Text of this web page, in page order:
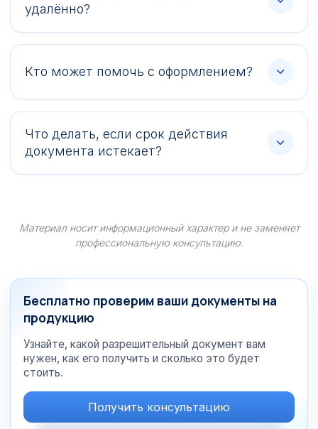
удалённо?
Кто может помочь с оформлением?
Что делать, если срок действия
документа истекает?
Материал носит информационный характер и не заменяет
профессиональную консультацию.
Бесплатно проверим ваши документы на
продукцию
Узнайте, какой разрешительный документ вам
нужен, как его получить и сколько это будет
стоить.
Получить консультацию